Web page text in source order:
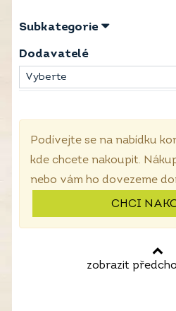
Subkategorie
Dodavatelé
Vyberte
Podívejte se na nabídku
kde chcete nakoupit.
nebo vám ho dovezeme
CHCI
zobrazit